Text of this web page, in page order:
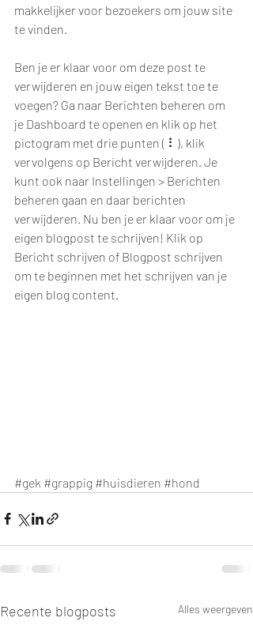
makkelijker voor bezoekers om jouw site
te vinden.
Ben je er klaar voor om deze post te
verwijderen en jouw eigen tekst toe te
voegen? Ga naar Berichten beheren om
je Dashboard te openen en klik op het
pictogram met drie punten ( ⠇), klik
vervolgens op Bericht verwijderen. Je
kunt ook naar Instellingen > Berichten
beheren gaan en daar berichten
verwijderen. Nu ben je er klaar voor om je
eigen blogpost te schrijven! Klik op
Bericht schrijven of Blogpost schrijven
om te beginnen met het schrijven van je
eigen blog content.
#gek #grappig #huisdieren #hond
Recente blogposts Alles weergeven